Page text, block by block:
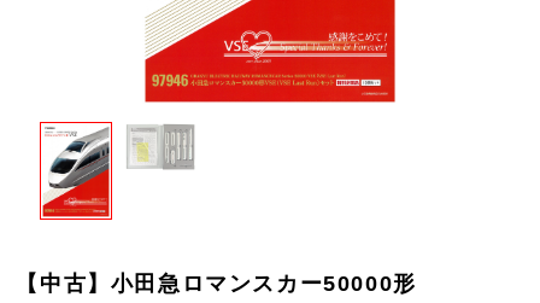
【中古】小田急ロマンスカー50000形